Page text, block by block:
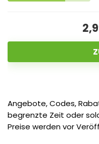
Angebote, Codes,
begrenzte Zeit oder
Preise werden vor